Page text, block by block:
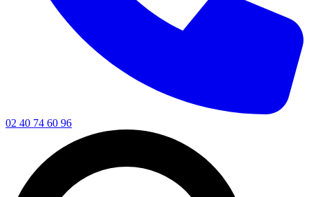
02 40 74 60 96